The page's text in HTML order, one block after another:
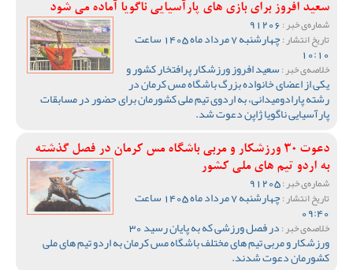
سعید افروز برای بازی های پارآسیایی ناگویا آماده می شود
شماره‌ی خبر :
تاریخ انتشار : چهارشنبه 7 مرداد ماه 1405 ساعت
10:10
خلاصه‌ی خبر :سعید افروز ورزشکار پرافتخار کشور و
یکی از اعضای خانواده بزرگ باشگاه مس کرمان در
رشته پارادومیدانی، به اردوی تیم ملی کشورمان برای حضور در مسابقات
پارآسیایی ناگویا ژاپن دعوت شد.
دعوت 30 ورزشکار و مربی باشگاه مس کرمان در فصل گذشته
به اردو تیم های ملی کشور
شماره‌ی خبر :
تاریخ انتشار : چهارشنبه 7 مرداد ماه 1405 ساعت
09:40
خلاصه‌ی خبر : در فصل ورزشی که به پایان رسید 30
ورزشکار و مربی تیم های مختلف باشگاه مس کرمان به اردو تیم های ملی
کشورمان دعوت شدند.